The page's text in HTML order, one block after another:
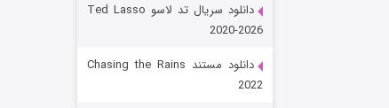
دانلود سریال تد لاسو Ted Lasso
2020-2026
دانلود مستند Chasing the Rains
2022